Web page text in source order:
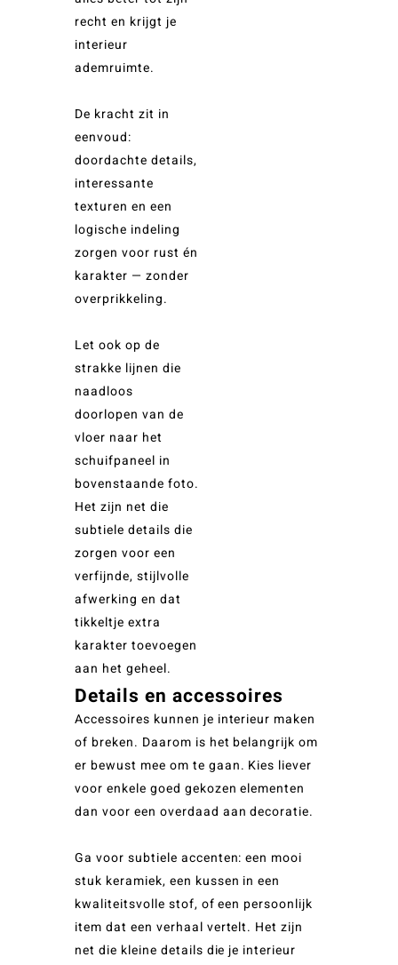
recht en krijgt je
interieur
ademruimte.
De kracht zit in
eenvoud:
doordachte details,
interessante
texturen en een
logische indeling
zorgen voor rust én
karakter — zonder
overprikkeling.
Let ook op de
strakke lijnen die
naadloos
doorlopen van de
vloer naar het
schuifpaneel in
bovenstaande foto.
Het zijn net die
subtiele details die
zorgen voor een
verfijnde, stijlvolle
afwerking en dat
tikkeltje extra
karakter toevoegen
aan het geheel.
Details en accessoires
Accessoires kunnen je interieur maken
of breken. Daarom is het belangrijk om
er bewust mee om te gaan. Kies liever
voor enkele goed gekozen elementen
dan voor een overdaad aan decoratie.
Ga voor subtiele accenten: een mooi
stuk keramiek, een kussen in een
kwaliteitsvolle stof, of een persoonlijk
item dat een verhaal vertelt. Het zijn
net die kleine details die je interieur